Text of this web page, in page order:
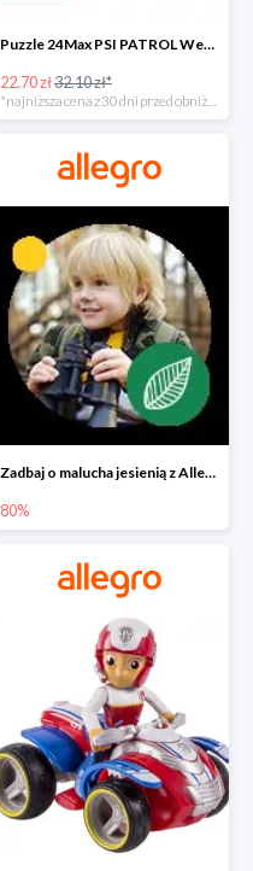
Puzzle 24Max PSI PATROL Wesoła drużyna TREFL -29%
22.70 zł32.10 zł*
*najniższa cena z 30 dni przed obniżką
Zadbaj o malucha jesienią z Allegro do -80%
80%